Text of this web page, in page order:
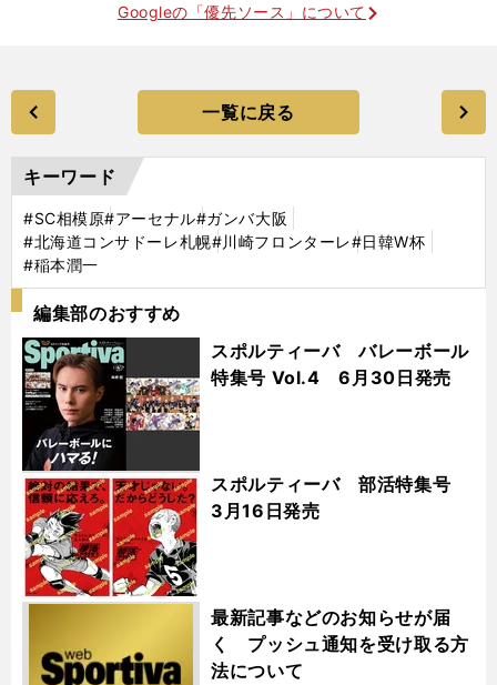
Googleの「優先ソース」について
一覧に戻る
キーワード
#SC相模原#アーセナル#ガンバ大阪
#北海道コンサドーレ札幌#川崎フロンターレ#日韓W杯
#稲本潤一
編集部のおすすめ
スポルティーバ バレーボール
特集号 Vol.4 6月30日発売
スポルティーバ 部活特集号
3月16日発売
最新記事などのお知らせが届
く プッシュ通知を受け取る方
法について